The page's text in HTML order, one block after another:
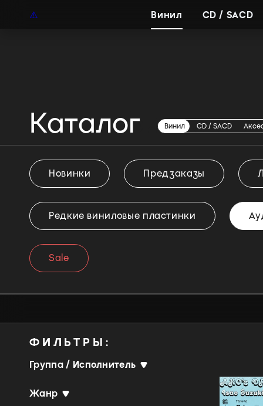
Винил CD / SACD
Каталог Винил CD / SACD
Аудиофильский
Новинки Предзаказы
Редкие виниловые пластинки
Sale
ФИЛЬТРЫ:
Группа / Исполнитель
Жанр